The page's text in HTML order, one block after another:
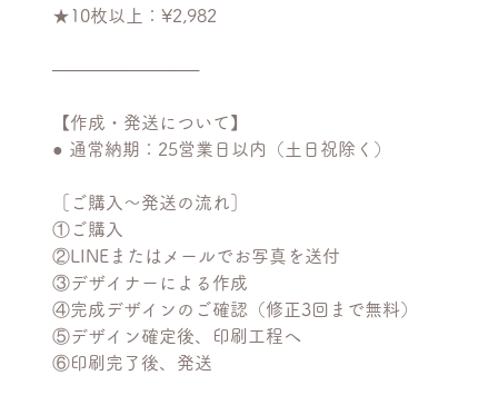
★10枚以上：¥2,982
────────────
【作成・発送について】
● 通常納期：25営業日以内（土日祝除く）
［ご購入〜発送の流れ］
①ご購入
②LINEまたはメールでお写真を送付
③デザイナーによる作成
④完成デザインのご確認（修正3回まで無料）
⑤デザイン確定後、印刷工程へ
⑥印刷完了後、発送